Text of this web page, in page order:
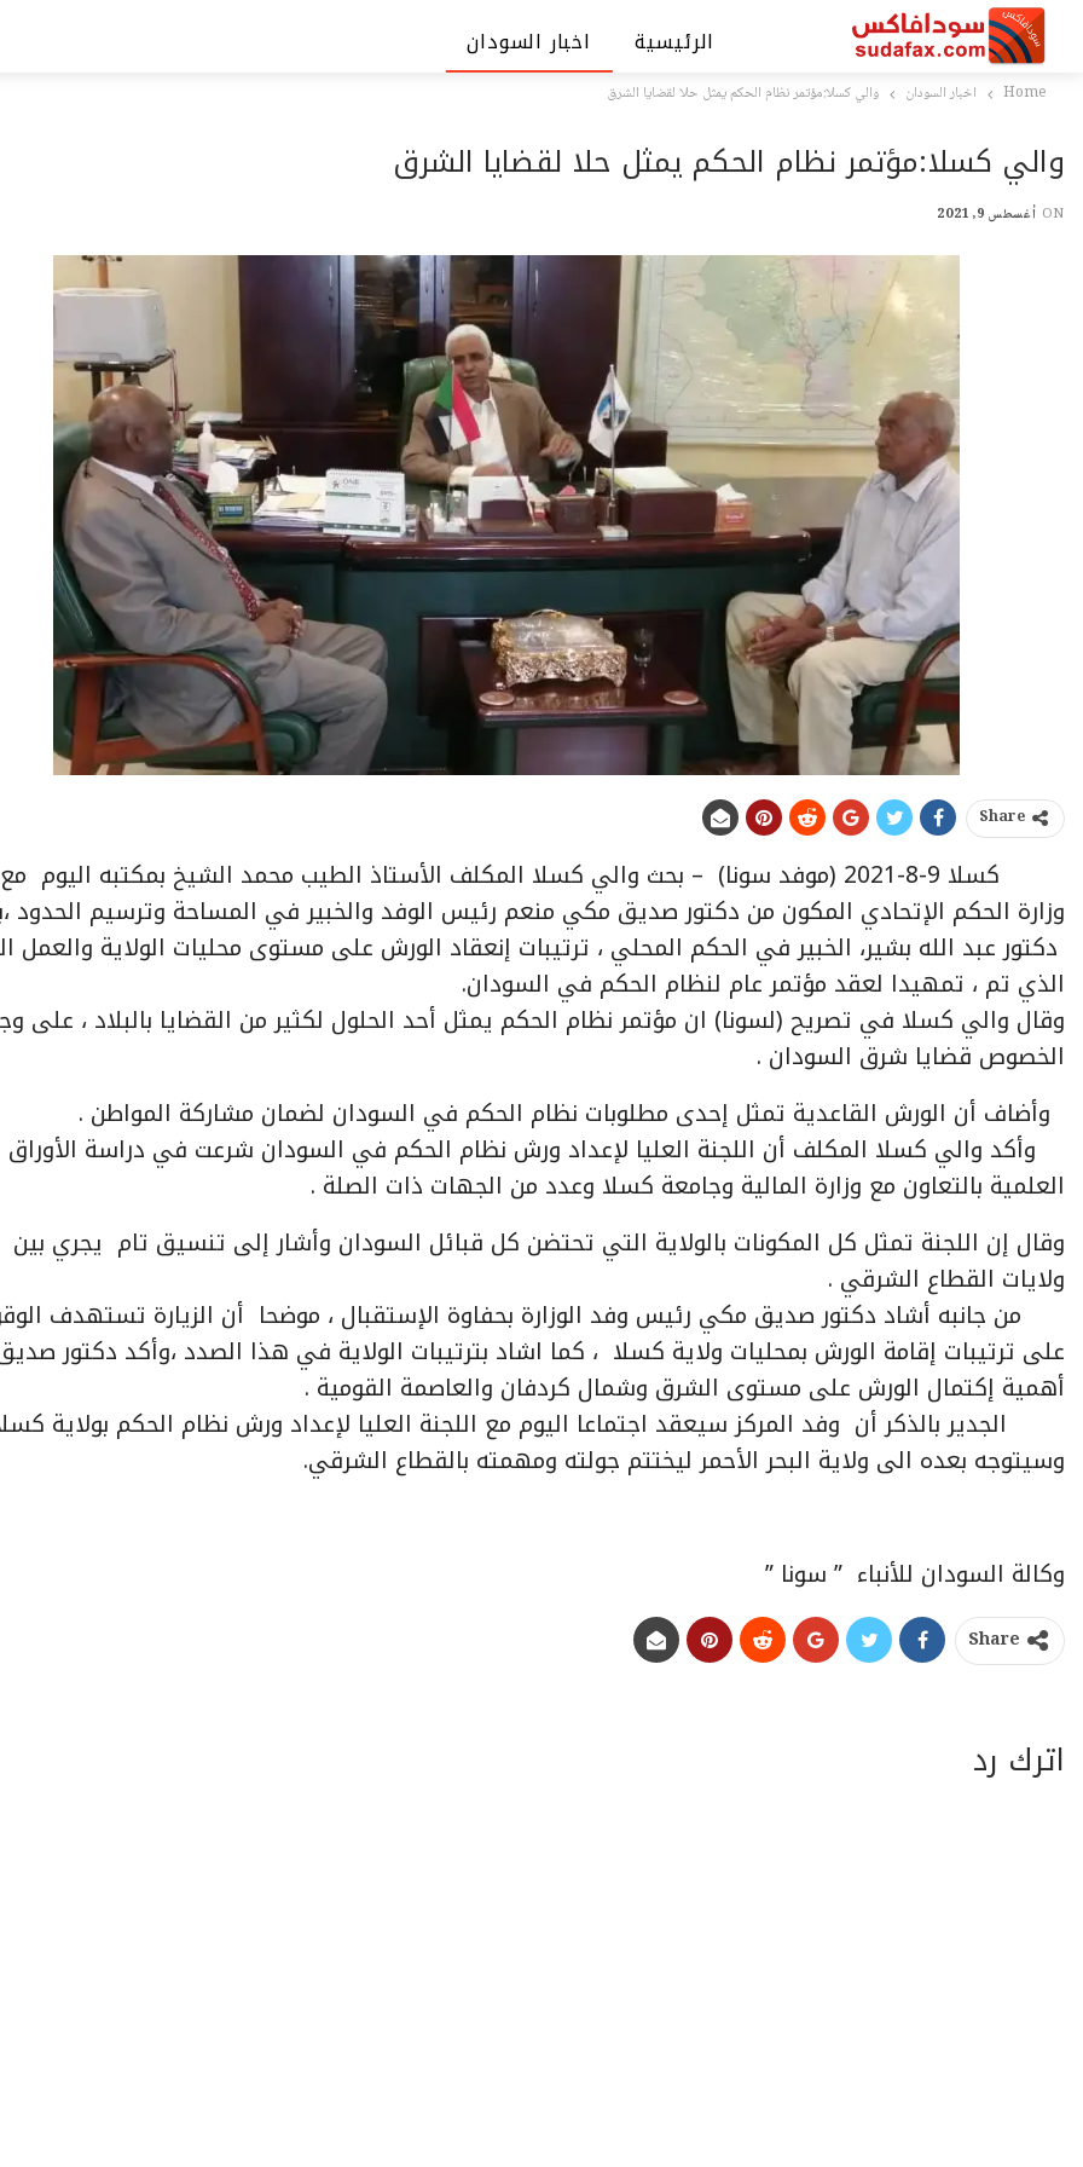
الرئيسية اخبار السودان
Home اخبار السودان والي كسلا:مؤتمر نظام الحكم يمثل حلا لقضايا الشرق
والي كسلا:مؤتمر نظام الحكم يمثل حلا لقضايا الشرق
ON أغسطس 9, 2021
Share
كسلا 9-8-2021 (موفد سونا) – بحث والي كسلا المكلف الأستاذ الطيب محمد الشيخ بمكتبه اليوم
وزارة الحكم الإتحادي المكون من دكتور صديق مكي منعم رئيس الوفد والخبير في المساحة وترسيم الحدود
دكتور عبد الله بشير، الخبير في الحكم المحلي ، ترتيبات إنعقاد الورش على مستوى محليات الولاية والعمل
الذي تم ، تمهيدا لعقد مؤتمر عام لنظام الحكم في السودان.
وقال والي كسلا في تصريح (لسونا) ان مؤتمر نظام الحكم يمثل أحد الحلول لكثير من القضايا بالبلاد ، على
الخصوص قضايا شرق السودان .
وأضاف أن الورش القاعدية تمثل إحدى مطلوبات نظام الحكم في السودان لضمان مشاركة المواطن .
وأكد والي كسلا المكلف أن اللجنة العليا لإعداد ورش نظام الحكم في السودان شرعت في دراسة الأوراق
العلمية بالتعاون مع وزارة المالية وجامعة كسلا وعدد من الجهات ذات الصلة .
وقال إن اللجنة تمثل كل المكونات بالولاية التي تحتضن كل قبائل السودان وأشار إلى تنسيق تام يجري بين
ولايات القطاع الشرقي .
من جانبه أشاد دكتور صديق مكي رئيس وفد الوزارة بحفاوة الإستقبال ، موضحا أن الزيارة تستهدف
على ترتيبات إقامة الورش بمحليات ولاية كسلا ، كما اشاد بترتيبات الولاية في هذا الصدد ،وأكد دكتور
أهمية إكتمال الورش على مستوى الشرق وشمال كردفان والعاصمة القومية .
الجدير بالذكر أن وفد المركز سيعقد اجتماعا اليوم مع اللجنة العليا لإعداد ورش نظام الحكم بولاية
وسيتوجه بعده الى ولاية البحر الأحمر ليختتم جولته ومهمته بالقطاع الشرقي.
وكالة السودان للأنباء ” سونا ”
Share
اترك رد